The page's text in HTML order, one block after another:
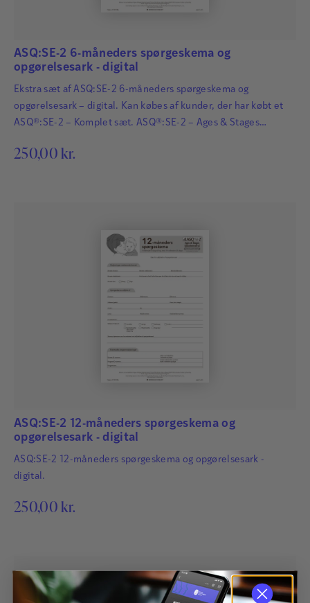
ASQ:SE-2 6-måneders spørgeskema og
opgørelsesark - digital
Ekstra sæt af ASQ:SE-2 6-måneders spørgeskema og
opgørelsesark – digital. Kan købes af kunder, der har købt et
ASQ®:SE-2 – Komplet sæt. ASQ®:SE-2 – Ages & Stages
pålideligt eventuelle forsinkelser i små børns sociale og
250,00 kr.
ASQ:SE-2 12-måneders spørgeskema og
opgørelsesark - digital
ASQ:SE-2 12-måneders spørgeskema og opgørelsesark -
digital.
250,00 kr.